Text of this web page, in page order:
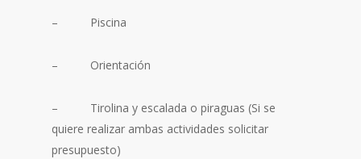
– Piscina
– Orientación
– Tirolina y escalada o piraguas (Si se
quiere realizar ambas actividades solicitar
presupuesto)